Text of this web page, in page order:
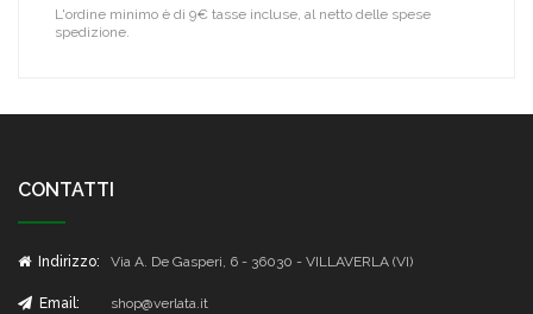
L'ordine minimo è di 9€ tasse incluse, al netto delle spese
spedizione.
CONTATTI
Indirizzo: Via A. De Gasperi, 6 - 36030 - VILLAVERLA (VI)
Email: shop@verlata.it